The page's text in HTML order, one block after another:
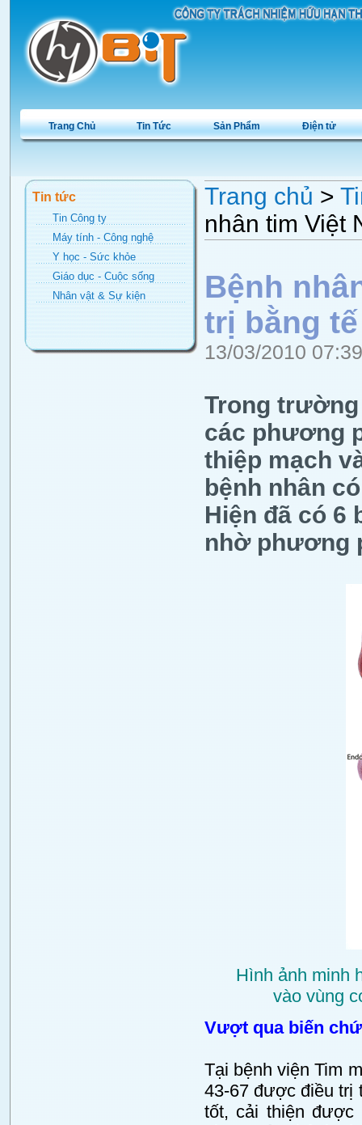
Trang Chủ Tin Tức Sản Phẩm Điện tử
Tin tức
Tin Công ty
Máy tính - Công nghệ
Y học - Sức khỏe
Giáo dục - Cuộc sống
Nhân vật & Sự kiện
Trang chủ >
nhân tim Việt
Bệnh
trị bằng
13/03/2010
Trong
các phương
thiệp mạch
bệnh nhân
Hiện đã có 6
nhờ phương
Hình ảnh minh
vào vùng
Vượt qua biến
Tại bệnh viện Tim
43-67 được điều trị
tốt, cải thiện